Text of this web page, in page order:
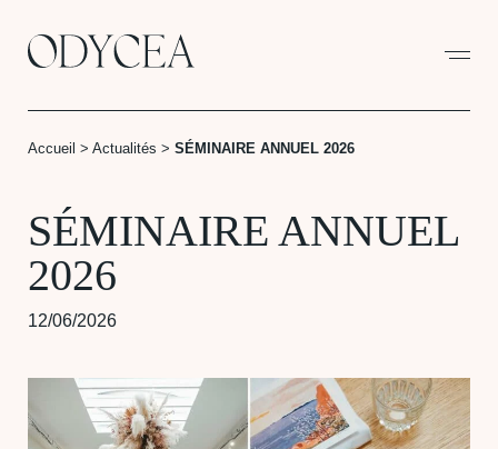
Accueil > Actualités > SÉMINAIRE ANNUEL 2026
SÉMINAIRE ANNUEL
2026
12/06/2026